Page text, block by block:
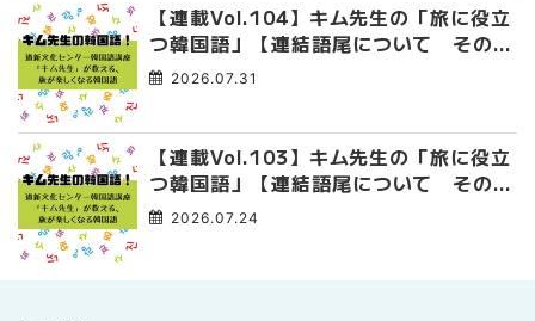
【連載Vol.104】キム先生の「旅に役立
つ韓国語」【連結語尾について その
4】2026.07.31
【連載Vol.103】キム先生の「旅に役立
つ韓国語」【連結語尾について その
3】2026.07.24